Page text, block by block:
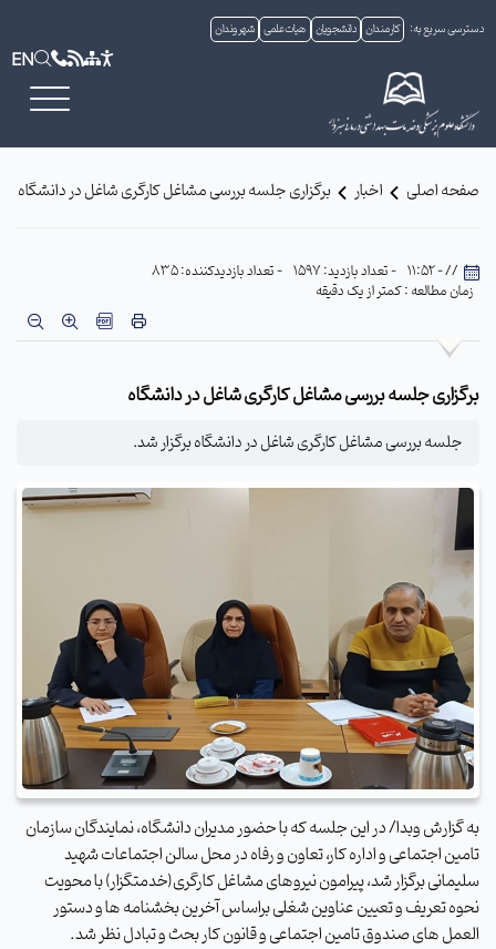
دسترسی سریع به: کارمندان دانشجویان هیات علمی شهروندان
EN
صفحه اصلی اخبار برگزاری جلسه بررسی مشاغل کارگری شاغل در دانشگاه
// - 11:52 - تعداد بازدید: 1597
- تعداد بازدیدکننده: 835
زمان مطالعه : کمتر از یک دقیقه
برگزاری جلسه بررسی مشاغل کارگری شاغل در دانشگاه
جلسه بررسی مشاغل کارگری شاغل در دانشگاه برگزار شد.
به گزارش وبدا/ در این جلسه که با حضور مدیران دانشگاه، نمایندگان سازمان
تامین اجتماعی و اداره کار، تعاون و رفاه در محل سالن اجتماعات شهید
سلیمانی برگزار شد، پیرامون نیروهای مشاغل کارگری(خدمتگزار) با محویت
نحوه تعریف و تعیین عناوین شغلی براساس آخرین بخشنامه ها و دستور
العمل های صندوق تامین اجتماعی و قانون کار بحث و تبادل نظر شد.